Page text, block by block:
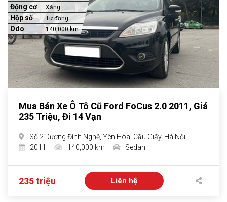
Động cơ Xăng
Hộp số Tự động
Odo 140,000 km
Mua Bán Xe Ô Tô Cũ Ford FoCus 2.0 2011, Giá
235 Triệu, Đi 14 Vạn
Số 2 Dương Đình Nghệ, Yên Hòa, Cầu Giấy, Hà Nội
2011
140,000 km Sedan
235 triệu Liên hệ